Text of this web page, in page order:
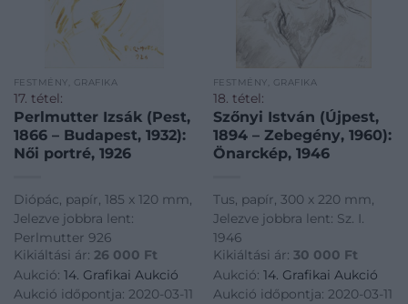
FESTMÉNY, GRAFIKA
17. tétel:
Perlmutter Izsák (Pest,
1866 – Budapest, 1932):
Női portré, 1926
Diópác, papír, 185 x 120 mm,
Jelezve jobbra lent:
Perlmutter 926
Kikiáltási ár: 26 000 Ft
Aukció: 14. Grafikai Aukció
Aukció időpontja: 2020-03-11
FESTMÉNY, GRAFIKA
18. tétel:
Szőnyi István (Újpest,
1894 – Zebegény, 1960):
Önarckép, 1946
Tus, papír, 300 x 220 mm,
Jelezve jobbra lent: Sz. I.
1946
Kikiáltási ár: 30 000 Ft
Aukció: 14. Grafikai Aukció
Aukció időpontja: 2020-03-11